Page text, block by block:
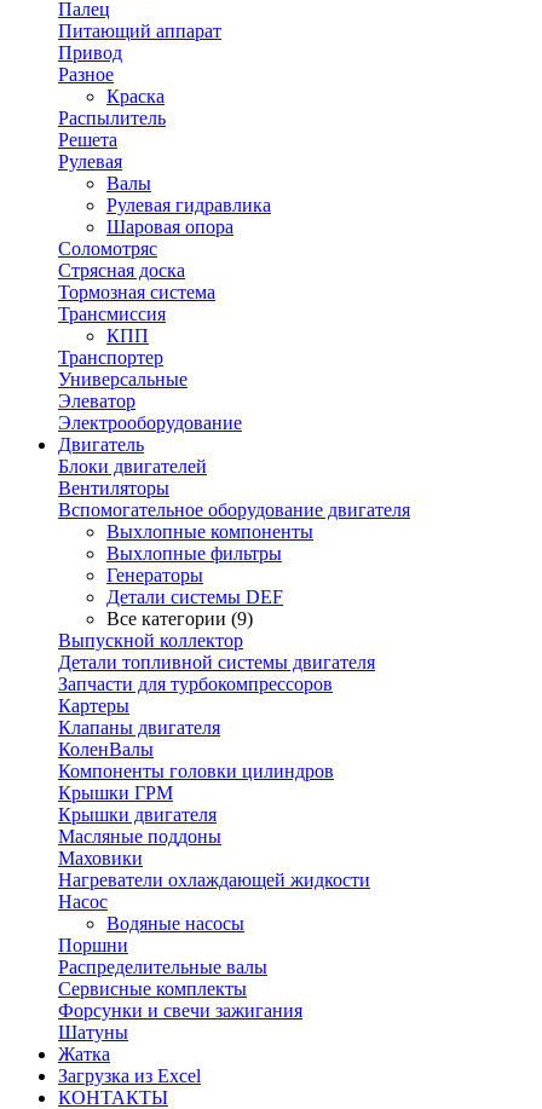
Палец
Питающий аппарат
Привод
Разное
Краска
Распылитель
Решета
Рулевая
Валы
Рулевая гидравлика
Шаровая опора
Соломотряс
Стрясная доска
Тормозная система
Трансмиссия
КПП
Транспортер
Универсальные
Элеватор
Электрооборудование
Двигатель
Блоки двигателей
Вентиляторы
Вспомогательное оборудование двигателя
Выхлопные компоненты
Выхлопные фильтры
Генераторы
Детали системы DEF
Все категории (9)
Выпускной коллектор
Детали топливной системы двигателя
Запчасти для турбокомпрессоров
Картеры
Клапаны двигателя
КоленВалы
Компоненты головки цилиндров
Крышки ГРМ
Крышки двигателя
Масляные поддоны
Маховики
Нагреватели охлаждающей жидкости
Насос
Водяные насосы
Поршни
Распределительные валы
Сервисные комплекты
Форсунки и свечи зажигания
Шатуны
Жатка
Загрузка из Excel
КОНТАКТЫ